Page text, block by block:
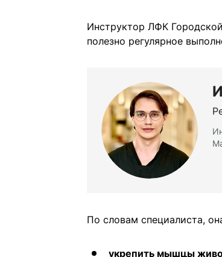
Инструктор ЛФК
полезно регулярное
По словам специалиста,
укрепить мышцы